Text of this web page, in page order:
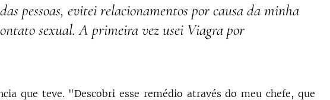
pessoas, evitei relacionamentos por causa da minha
sexual. A primeira vez usei Viagra por
que teve. "Descobri esse remédio através do meu chefe, que